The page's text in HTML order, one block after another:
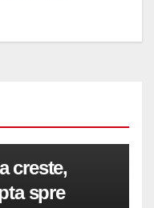
creste,
spre